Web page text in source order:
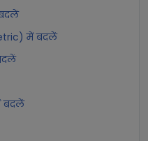
में बदलें
बदलें